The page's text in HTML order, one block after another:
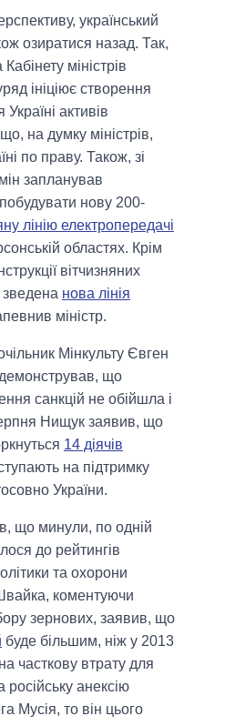
український
озиратися назад. Так,
міністрів
ініціює створення
Україні активів
на думку міністрів,
по праву. Також, зі
запланував
нову 200-
лінію електропередачі
областях. Крім
вітчизняних
нова лінія
міністр.
Мінкульту Євген
що
санкцій не обійшла і
Нищук заявив, що
14 діячів
на підтримку
України.
що минули, по одній
до рейтингів
та охорони
коментуючи
зернових, заявив, що
буде більшим, ніж у 2013
часткову втрату для
російську анексію
Мусія, то він цього